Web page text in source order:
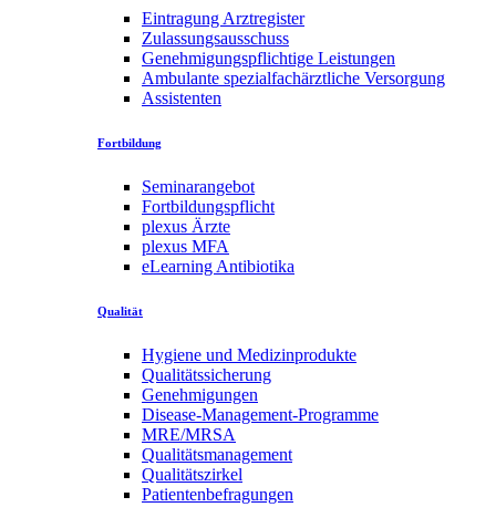
Eintragung Arztregister
Zulassungsausschuss
Genehmigungspflichtige Leistungen
Ambulante spezialfachärztliche Versorgung
Assistenten
Fortbildung
Seminarangebot
Fortbildungspflicht
plexus Ärzte
plexus MFA
eLearning Antibiotika
Qualität
Hygiene und Medizinprodukte
Qualitätssicherung
Genehmigungen
Disease-Management-Programme
MRE/MRSA
Qualitätsmanagement
Qualitätszirkel
Patientenbefragungen